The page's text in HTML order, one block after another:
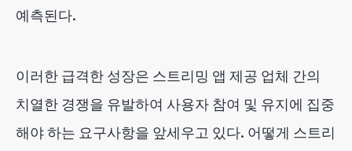
예측된다.
이러한 급격한 성장은 스트리밍 앱 제공 업체 간의
치열한 경쟁을 유발하여 사용자 참여 및 유지에 집중
해야 하는 요구사항을 앞세우고 있다. 어떻게 스트리